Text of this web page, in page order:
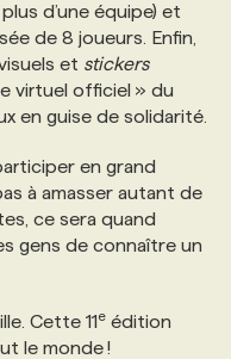
d’une équipe) et
de 8 joueurs. Enfin,
et stickers
virtuel officiel » du
en guise de solidarité.
en grand
à amasser autant de
ce sera quand
gens de connaître un
Cette 11e édition
le monde !